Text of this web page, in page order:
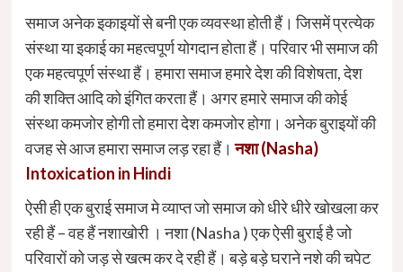
समाज अनेक इकाइयों से बनी एक व्यवस्था होती हैं। जिसमें प्रत्येक
संस्था या इकाई का महत्वपूर्ण योगदान होता हैं। परिवार भी समाज की
एक महत्वपूर्ण संस्था हैं। हमारा समाज हमारे देश की विशेषता, देश
की शक्ति आदि को इंगित करता हैं। अगर हमारे समाज की कोई
संस्था कमजोर होगी तो हमारा देश कमजोर होगा। अनेक बुराइयों की
वजह से आज हमारा समाज लड़ रहा हैं।नशा (Nasha)
Intoxication in Hindi
ऐसी ही एक बुराई समाज मे व्याप्त जो समाज को धीरे धीरे खोखला कर
रही हैं – वह हैं नशाखोरी । नशा (Nasha ) एक ऐसी बुराई है जो
परिवारों को जड़ से खत्म कर दे रही हैं। बड़े बड़े घराने नशे की चपेट